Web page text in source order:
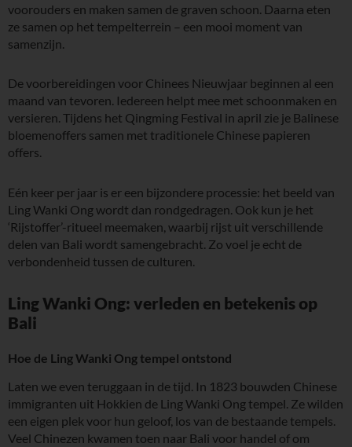
voorouders en maken samen de graven schoon. Daarna eten
ze samen op het tempelterrein – een mooi moment van
samenzijn.
De voorbereidingen voor Chinees Nieuwjaar beginnen al een
maand van tevoren. Iedereen helpt mee met schoonmaken en
versieren. Tijdens het Qingming Festival in april zie je Balinese
bloemenoffers samen met traditionele Chinese papieren
offers.
Eén keer per jaar is er een bijzondere processie: het beeld van
Ling Wanki Ong wordt dan rondgedragen. Ook kun je het
‘Rijstoffer’-ritueel meemaken, waarbij rijst uit verschillende
delen van Bali wordt samengebracht. Zo voel je echt de
verbondenheid tussen de culturen.
Ling Wanki Ong: verleden en betekenis op
Bali
Hoe de Ling Wanki Ong tempel ontstond
Laten we even teruggaan in de tijd. In 1823 bouwden Chinese
immigranten uit Hokkien de Ling Wanki Ong tempel. Ze wilden
een eigen plek voor hun geloof, los van de bestaande tempels.
Veel Chinezen kwamen toen naar Bali voor handel of om